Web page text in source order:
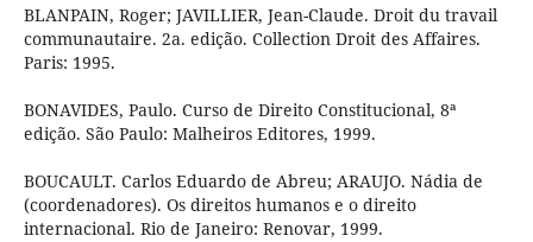
BLANPAIN, Roger; JAVILLIER, Jean-Claude. Droit du travail
communautaire. 2a. edição. Collection Droit des Affaires.
Paris: 1995.
BONAVIDES, Paulo. Curso de Direito Constitucional, 8ª
edição. São Paulo: Malheiros Editores, 1999.
BOUCAULT. Carlos Eduardo de Abreu; ARAUJO. Nádia de
(coordenadores). Os direitos humanos e o direito
internacional. Rio de Janeiro: Renovar, 1999.